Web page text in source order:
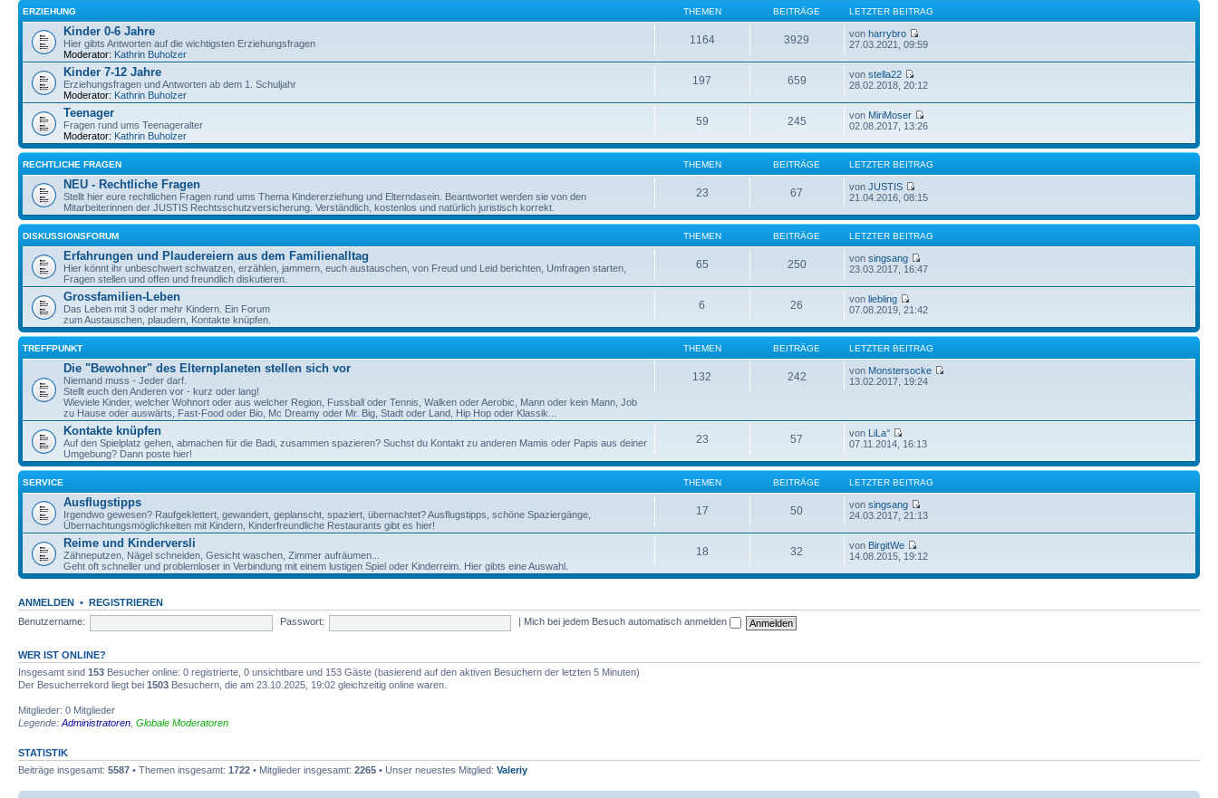
ERZIEHUNG THEMEN BEITRÄGE LETZTER BEITRAG
Kinder 0-6 Jahre
Hier gibts Antworten auf die wichtigsten Erziehungsfragen
Moderator: Kathrin Buholzer
1164 3929 vonharrybro
27.03.2021, 09:59
Kinder 7-12 Jahre
Erziehungsfragen und Antworten ab dem 1. Schuljahr
Moderator: Kathrin Buholzer
197 659 vonstella22
28.02.2018, 20:12
Teenager
Fragen rund ums Teenageralter
Moderator: Kathrin Buholzer
59 245 von MiriMoser
02.08.2017, 13:26
RECHTLICHE FRAGEN THEMEN BEITRÄGE LETZTER BEITRAG
NEU - Rechtliche Fragen
Stellt hier eure rechtlichen Fragen rund ums Thema Kindererziehung und Elterndasein. Beantwortet werden sie von den
Mitarbeiterinnen der JUSTIS Rechtsschutzversicherung. Verständlich, kostenlos und natürlich juristisch korrekt.
23 67 vonJUSTIS
21.04.2016, 08:15
DISKUSSIONSFORUM THEMEN BEITRÄGE LETZTER BEITRAG
Erfahrungen und Plaudereiern aus dem Familienalltag
Hier könnt ihr unbeschwert schwatzen, erzählen, jammern, euch austauschen, von Freud und Leid berichten, Umfragen starten,
Fragen stellen und offen und freundlich diskutieren.
65 250 vonsingsang
23.03.2017, 16:47
Grossfamilien-Leben
Das Leben mit 3 oder mehr Kindern. Ein Forum
zum Austauschen, plaudern, Kontakte knüpfen.
6 26 vonliebling
07.08.2019, 21:42
TREFFPUNKT THEMEN BEITRÄGE LETZTER BEITRAG
Die "Bewohner" des Elternplaneten stellen sich vor
Niemand muss - Jeder darf.
Stellt euch den Anderen vor - kurz oder lang!
Wieviele Kinder, welcher Wohnort oder aus welcher Region, Fussball oder Tennis, Walken oder Aerobic, Mann oder kein Mann, Job
zu Hause oder auswärts, Fast-Food oder Bio, Mc Dreamy oder Mr. Big, Stadt oder Land, Hip Hop oder Klassik...
132 242 von Monstersocke
13.02.2017, 19:24
Kontakte knüpfen
Auf den Spielplatz gehen, abmachen für die Badi, zusammen spazieren? Suchst du Kontakt zu anderen Mamis oder Papis aus deiner
Umgebung? Dann poste hier!
23 57 von LiLa°
07.11.2014, 16:13
SERVICE THEMEN BEITRÄGE LETZTER BEITRAG
Ausflugstipps
Irgendwo gewesen? Raufgeklettert, gewandert, geplanscht, spaziert, übernachtet? Ausflugstipps, schöne Spaziergänge,
Übernachtungsmöglichkeiten mit Kindern, Kinderfreundliche Restaurants gibt es hier!
17 50 vonsingsang
24.03.2017, 21:13
Reime und Kinderversli
Zähneputzen, Nägel schneiden, Gesicht waschen, Zimmer aufräumen...
Geht oft schneller und problemloser in Verbindung mit einem lustigen Spiel oder Kinderreim. Hier gibts eine Auswahl.
18 32 von BirgitWe
14.08.2015, 19:12
ANMELDEN • REGISTRIEREN
Benutzername:
Passwort: Mich bei jedem Besuch automatisch anmelden
WER IST ONLINE?
Insgesamt sind 153 Besucher online: 0 registrierte, 0 unsichtbare und 153 Gäste (basierend auf den aktiven Besuchern der letzten 5 Minuten)
Der Besucherrekord liegt bei 1503 Besuchern, die am 23.10.2025, 19:02 gleichzeitig online waren.
Mitglieder: 0 Mitglieder
Legende: Administratoren Globale Moderatoren
STATISTIK
Beiträge insgesamt: 5587 • Themen insgesamt: 1722 • Mitglieder insgesamt: 2265 • Unser neuestes Mitglied: Valeriy